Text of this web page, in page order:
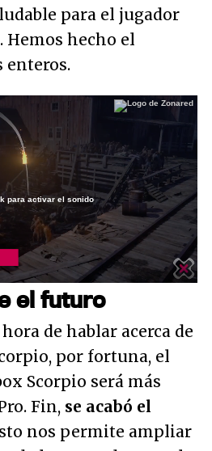
para el jugador
Hemos hecho el
enteros.
/
para activar el sonido
el futuro
de hablar acerca de
por fortuna, el
Scorpio será más
Fin, se acabó el
nos permite ampliar